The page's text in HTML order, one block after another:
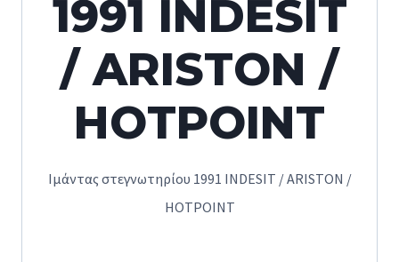
1991 INDESIT
/ ARISTON /
HOTPOINT
Ιμάντας στεγνωτηρίου 1991 INDESIT / ARISTON /
HOTPOINT